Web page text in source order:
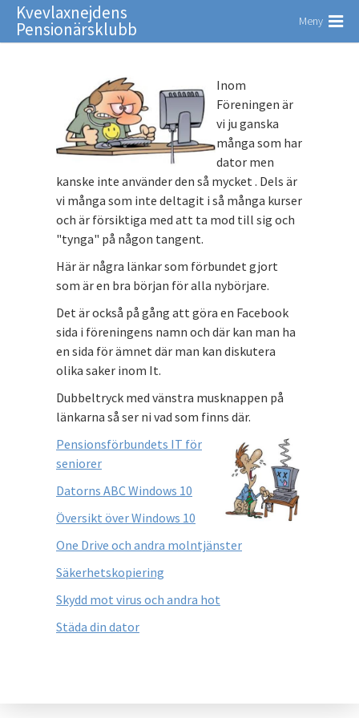
Kvevlaxnejdens
Pensionärsklubb Meny
Inom
Föreningen är
vi ju ganska
många som har
dator men
kanske inte använder den så mycket . Dels är
vi många som inte deltagit i så många kurser
och är försiktiga med att ta mod till sig och
"tynga" på någon tangent.
Här är några länkar som förbundet gjort
som är en bra början för alla nybörjare.
Det är också på gång att göra en Facebook
sida i föreningens namn och där kan man ha
en sida för ämnet där man kan diskutera
olika saker inom It.
Dubbeltryck med vänstra musknappen på
länkarna så ser ni vad som finns där.
Pensionsförbundets IT för
seniorer
Datorns ABC Windows 10
Översikt över Windows 10
One Drive och andra molntjänster
Säkerhetskopiering
Skydd mot virus och andra hot
Städa din dator